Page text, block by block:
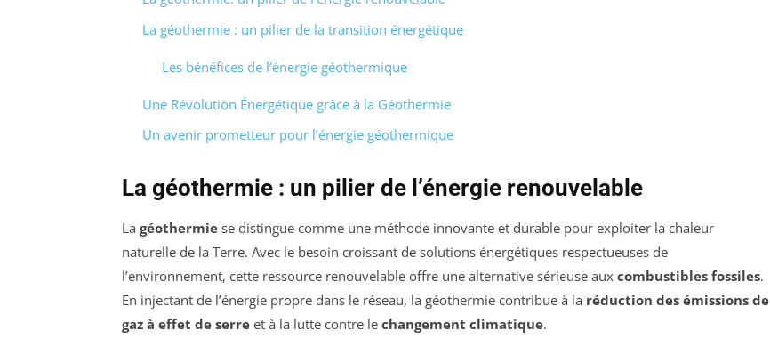
La géothermie : un pilier de la transition énergétique
Les bénéfices de l’énergie géothermique
Une Révolution Énergétique grâce à la Géothermie
Un avenir prometteur pour l’énergie géothermique
La géothermie : un pilier de l’énergie renouvelable
La géothermie se distingue comme une méthode innovante et durable pour exploiter la chaleur
naturelle de la Terre. Avec le besoin croissant de solutions énergétiques respectueuses de
l’environnement, cette ressource renouvelable offre une alternative sérieuse aux combustibles fossiles.
En injectant de l’énergie propre dans le réseau, la géothermie contribue à la réduction des émissions de
gaz à effet de serre et à la lutte contre le changement climatique.